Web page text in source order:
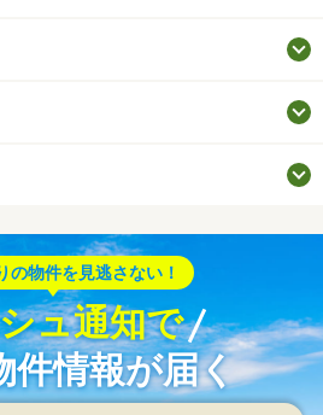
の物件を見逃さない！
ュ通知で
件情報が届く